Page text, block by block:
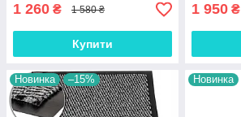
1 260 ₴ 1 580 ₴
Купити
1 950 ₴
Новинка –15% Новинка